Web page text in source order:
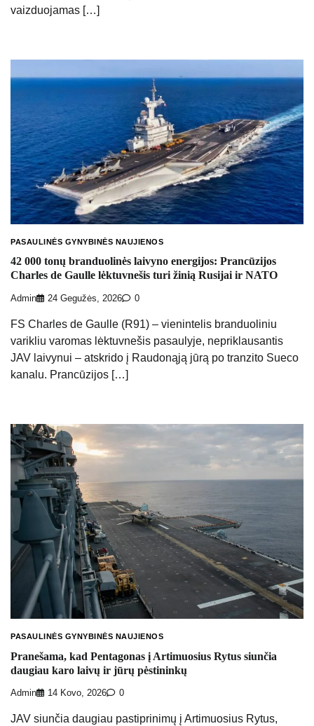
vaizduojamas […]
PASAULINĖS GYNYBINĖS NAUJIENOS
42 000 tonų branduolinės laivyno energijos: Prancūzijos
Charles de Gaulle lėktuvnešis turi žinią Rusijai ir NATO
Admin 24 Gegužės, 2026 0
FS Charles de Gaulle (R91) – vienintelis branduoliniu
varikliu varomas lėktuvnešis pasaulyje, nepriklausantis
JAV laivynui – atskrido į Raudonąją jūrą po tranzito Sueco
kanalu. Prancūzijos […]
PASAULINĖS GYNYBINĖS NAUJIENOS
Pranešama, kad Pentagonas į Artimuosius Rytus siunčia
daugiau karo laivų ir jūrų pėstininkų
Admin 14 Kovo, 2026 0
JAV siunčia daugiau pastiprinimų į Artimuosius Rytus,